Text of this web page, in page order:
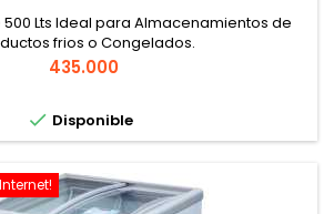
Lts Ideal para Almacenamientos de
frios o Congelados.
Precio
435.000
 Disponible